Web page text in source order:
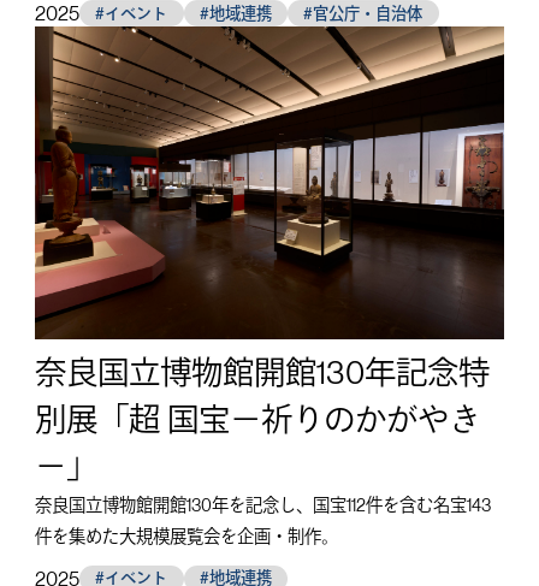
2025 #イベント #地域連携 #官公庁・自治体
奈良国立博物館開館130年記念特
別展「超 国宝－祈りのかがやき
－」
奈良国立博物館開館130年を記念し、国宝112件を含む名宝143
件を集めた大規模展覧会を企画・制作。
2025 #イベント #地域連携